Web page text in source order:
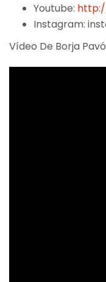
Youtube:
Instagram:
Vídeo De Borja